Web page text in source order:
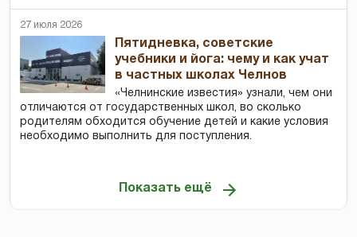
27 июля 2026
Пятидневка, советские
учебники и йога: чему и как учат
в частных школах Челнов
«Челнинские известия» узнали, чем они
отличаются от государственных школ, во сколько
родителям обходится обучение детей и какие условия
необходимо выполнить для поступления.
Показать ещё